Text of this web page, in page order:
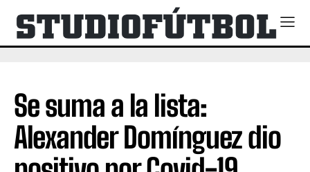
Se suma a la lista:
Alexander Domínguez dio